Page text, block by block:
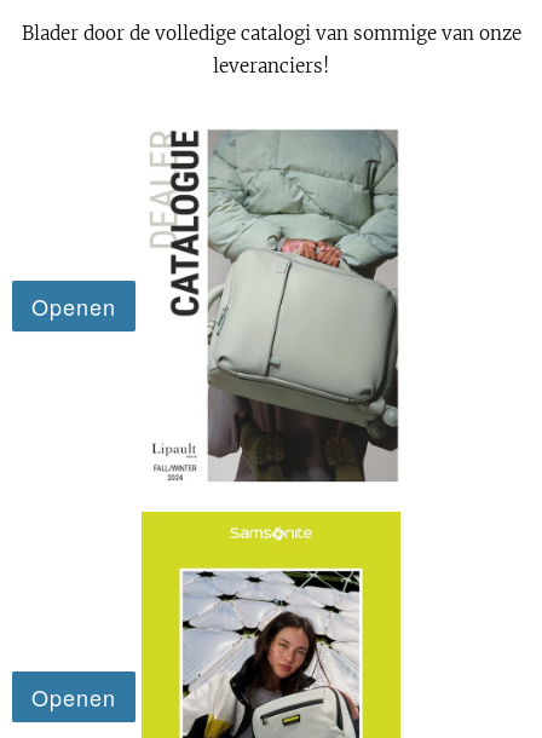
Blader door de volledige catalogi van sommige van onze
leveranciers!